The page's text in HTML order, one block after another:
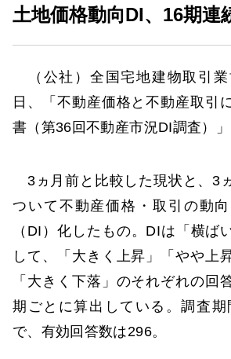
土地価格動向DI、16期連
（公社）全国宅地建物取引
日、「不動産価格と不動産取引
書（第36回不動産市況DI調査）」
3ヵ月前と比較した現状と、3
ついて不動産価格・取引の動
（DI）化したもの。DIは「横ば
して、「大きく上昇」「やや上
「大きく下落」のそれぞれの回
期ごとに算出している。調査期
で、有効回答数は296。